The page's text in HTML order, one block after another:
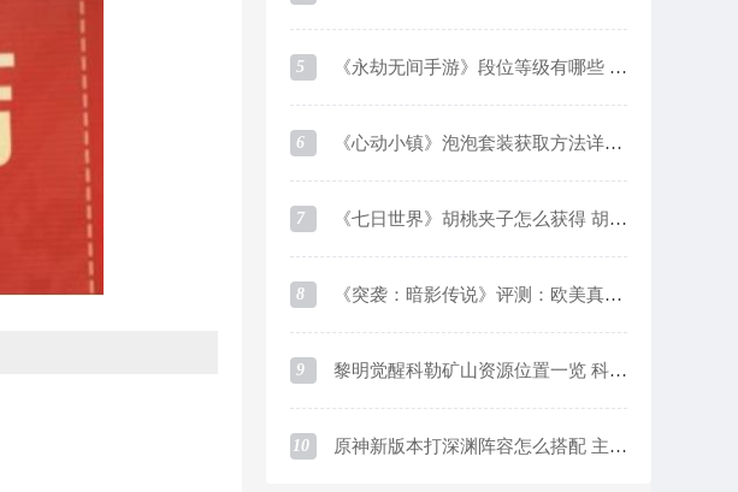
5 《永劫无间手游》段位等级有哪些 段位等级及对应分数一览
6 《心动小镇》泡泡套装获取方法详细介绍
7 《七日世界》胡桃夹子怎么获得 胡桃夹子获取方法
8 《突袭：暗影传说》评测：欧美真实系画风下的魔灵like游戏
9 黎明觉醒科勒矿山资源位置一览 科勒矿山资源采集点在哪
10 原神新版本打深渊阵容怎么搭配 主流阵容优缺点介绍及培养思路